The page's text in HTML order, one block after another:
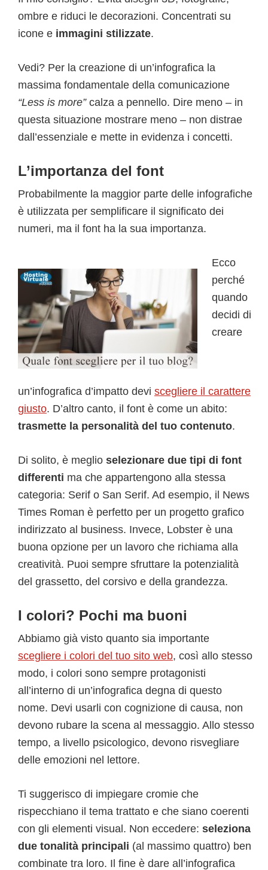
ombre e riduci le decorazioni. Concentrati su
icone e immagini stilizzate.
Vedi? Per la creazione di un’infografica la
massima fondamentale della comunicazione
“Less is more”calza a pennello. Dire meno – in
questa situazione mostrare meno – non distrae
dall’essenziale e mette in evidenza i concetti.
L’importanza del font
Probabilmente la maggior parte delle infografiche
è utilizzata per semplificare il significato dei
numeri, ma il font ha la sua importanza.
Ecco
perché
quando
decidi di
creare
un’infografica d’impatto devi scegliere il carattere
giusto. D’altro canto, il font è come un abito:
trasmette la personalità del tuo contenuto.
Di solito, è meglio selezionare due tipi di font
differenti ma che appartengono alla stessa
categoria: Serif o San Serif. Ad esempio, il News
Times Roman è perfetto per un progetto grafico
indirizzato al business. Invece, Lobster è una
buona opzione per un lavoro che richiama alla
creatività. Puoi sempre sfruttare la potenzialità
del grassetto, del corsivo e della grandezza.
I colori? Pochi ma buoni
Abbiamo già visto quanto sia importante
scegliere i colori del tuo sito web, così allo stesso
modo, i colori sono sempre protagonisti
all’interno di un’infografica degna di questo
nome. Devi usarli con cognizione di causa, non
devono rubare la scena al messaggio. Allo stesso
tempo, a livello psicologico, devono risvegliare
delle emozioni nel lettore.
Ti suggerisco di impiegare cromie che
rispecchiano il tema trattato e che siano coerenti
con gli elementi visual. Non eccedere: seleziona
due tonalità principali (al massimo quattro) ben
combinate tra loro. Il fine è dare all’infografica